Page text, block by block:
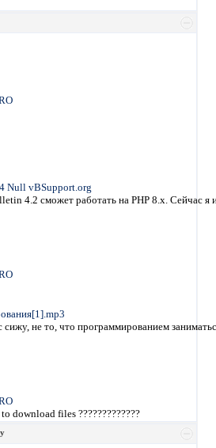
Null vBSupport.org
4.2 сможет работать на PHP 8.x. Сейчас
сижу, не то, что программированием
download files ?????????????